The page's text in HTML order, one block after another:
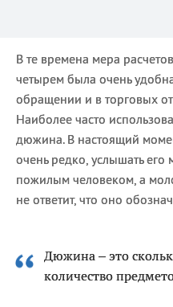
В те времена мера
четырем была очень
обращении и в торговых
Наиболее часто
дюжина. В настоящий
очень редко, услышать
пожилым человеком, а
не ответит, что оно
Дюжина – это
количество